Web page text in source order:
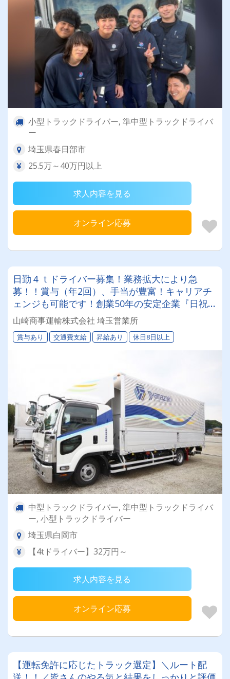
小型トラックドライバー, 準中型トラックドライバ
ー
埼玉県春日部市
25.5万～40万円以上
求人内容を見る
オンライン応募
日勤４ｔドライバー募集！業務拡大により急
募！！賞与（年2回）、手当が豊富！キャリアチ
ェンジも可能です！創業50年の安定企業『日祝』
休みは週休2日制！年間休日105日！！
山崎商事運輸株式会社 埼玉営業所
賞与あり 交通費支給 昇給あり 休日8日以上
中型トラックドライバー, 準中型トラックドライバ
ー, 小型トラックドライバー
埼玉県白岡市
【4tドライバー】32万円～
求人内容を見る
オンライン応募
【運転免許に応じたトラック選定】＼ルート配